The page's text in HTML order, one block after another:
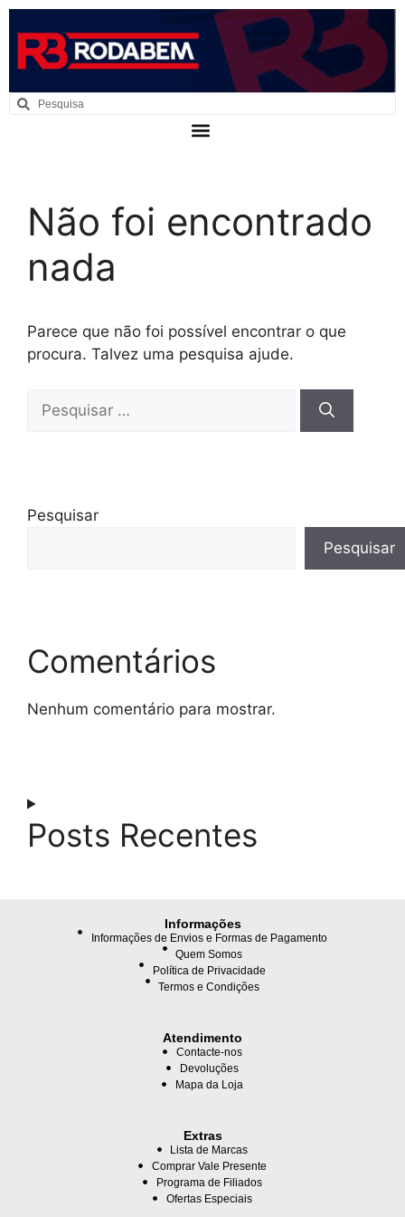
Não foi encontrado
nada
Parece que não foi possível encontrar o que
procura. Talvez uma pesquisa ajude.
Pesquisar
Pesquisar
Comentários
Nenhum comentário para mostrar.
Posts Recentes
Informações
Informações de Envios e Formas de Pagamento
Quem Somos
Política de Privacidade
Termos e Condições
Atendimento
Contacte-nos
Devoluções
Mapa da Loja
Extras
Lista de Marcas
Comprar Vale Presente
Programa de Filiados
Ofertas Especiais